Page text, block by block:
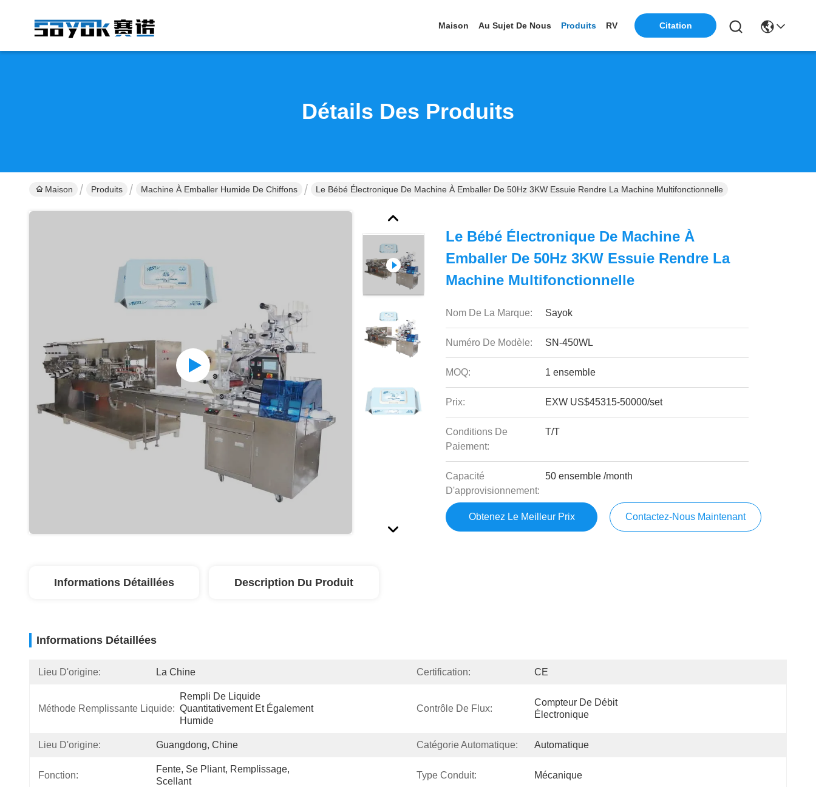
Maison Au Sujet De Nous Produits RV Citation
Détails Des Produits
Maison Produits Machine À Emballer Humide De Chiffons Le Bébé Électronique De Machine À Emballer De 50Hz 3KW Essuie Rendre La Machine Multifonctionnelle
Le Bébé Électronique De Machine À
Emballer De 50Hz 3KW Essuie Rendre La
Machine Multifonctionnelle
Nom De La Marque: Sayok
Numéro De Modèle: SN-450WL
MOQ: 1 ensemble
Prix: EXW US$45315-50000/set
Conditions De
Paiement:
T/T
Capacité
D'approvisionnement:
50 ensemble /month
Obtenez Le Meilleur Prix Contactez-Nous Maintenant
Informations Détaillées Description Du Produit
Informations Détaillées
Lieu D'origine: La Chine Certification: CE
Méthode Remplissante Liquide:
Rempli De Liquide
Quantitativement Et Également
Humide
Contrôle De Flux:
Compteur De Débit
Électronique
Lieu D'origine: Guangdong, Chine Catégorie Automatique: Automatique
Fonction:
Fente, Se Pliant, Remplissage,
Scellant
Type Conduit: Mécanique